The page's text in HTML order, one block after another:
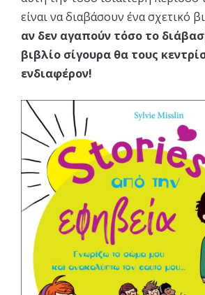
είναι να διαβάσουν ένα σχετικό
αν δεν αγαπούν τόσο το
βιβλίο σίγουρα θα τους
ενδιαφέρον!